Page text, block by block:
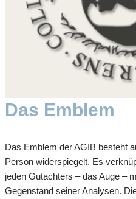
Das Emblem
Das Emblem der AGIB besteht
Person widerspiegelt. Es
jeden Gutachters – das Auge –
Gegenstand seiner Analysen.